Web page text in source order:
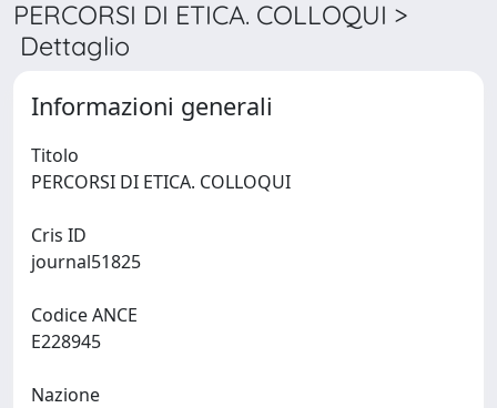
PERCORSI DI ETICA. COLLOQUI >
Dettaglio
Informazioni generali
Titolo
Cris ID
Codice ANCE
Nazione